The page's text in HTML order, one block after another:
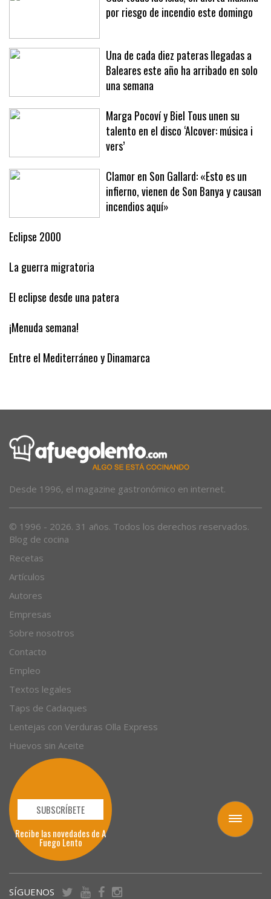
Toggle
navigation
Casi todas las Islas, en alerta máxima
Una de cada diez pateras llegadas a
Baleares este año ha arribado en solo
una semana
Marga Pocoví y Biel Tous unen su
talento en el disco ‘Alcover: música i
vers’
Clamor en Son Gallard: «Esto es un
infierno, vienen de Son Banya y causan
Eclipse 2000
La guerra migratoria
El eclipse desde una patera
¡Menuda semana!
Blog de cocina
Recetas
Artículos
Autores
Empresas
Sobre nosotros
Contacto
Empleo
Textos legales
Taps de Cadaques
Lentejas con Verduras Olla Express
Huevos sin Aceite
SUBSCRÍBETE
Recibe las novedades de A